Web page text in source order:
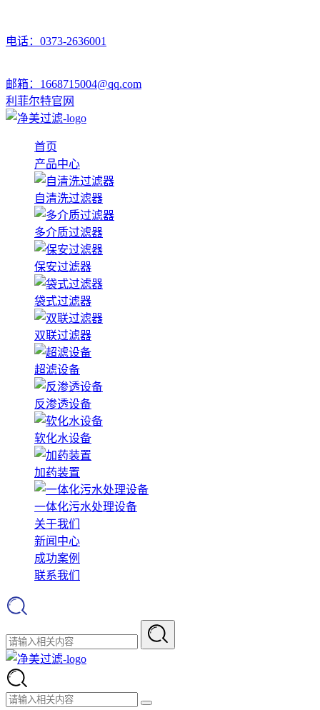
电话：0373-2636001
邮箱：1668715004@qq.com
利菲尔特官网
首页
产品中心
自清洗过滤器
多介质过滤器
保安过滤器
袋式过滤器
双联过滤器
超滤设备
反渗透设备
软化水设备
加药装置
一体化污水处理设备
关于我们
新闻中心
成功案例
联系我们